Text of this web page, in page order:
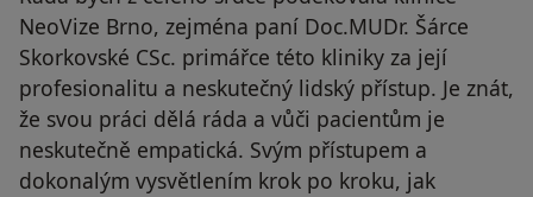
NeoVize Brno, zejména paní Doc.MUDr. Šárce
Skorkovské CSc. primářce této kliniky za její
profesionalitu a neskutečný lidský přístup. Je znát,
že svou práci dělá ráda a vůči pacientům je
neskutečně empatická. Svým přístupem a
dokonalým vysvětlením krok po kroku, jak